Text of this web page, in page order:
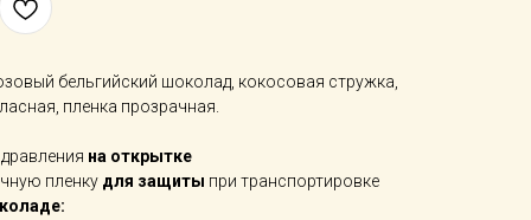
бельгийский шоколад, кокосовая стружка,
пленка прозрачная.
на открытке
пленку для защиты при транспортировке